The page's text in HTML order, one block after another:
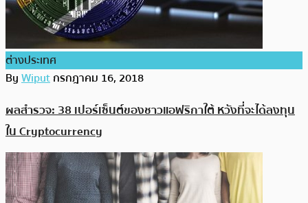
ต่างประเทศ
ByWiputกรกฎาคม 16, 2018
ผลสำรวจ: 38 เปอร์เซ็นต์ของชาวแอฟริกาใต้ หวังที่จะได้ลงทุน
ใน Cryptocurrency